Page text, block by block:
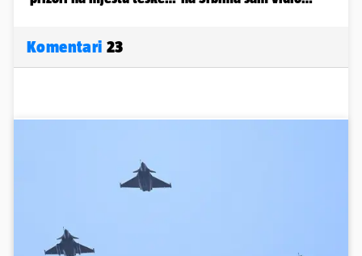
Komentari 23